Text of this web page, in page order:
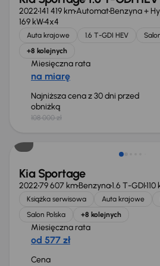
2022141 419 kmAutomatBenzyna +
169 kW4x4
Auta krajowe 1.6 T-GDI HEV
+8 kolejnych
Miesięczna rata
na miarę
Najniższa cena z 30 dni przed
obniżką
108 000 zł
Kia Sportage
202279 607 kmBenzyna1.6 T-GDI110
Książka serwisowa Auta krajowe
Salon Polska
+8 kolejnych
Miesięczna rata
od 577 zł
Cena